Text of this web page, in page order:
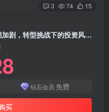
3 74 15
「中华银科技」中华银科技亏损加剧，转型挑战下的投资风险解析
钻石会员 免费
买